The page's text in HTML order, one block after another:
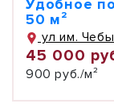
Удобное
50 м²
ул им.
45 000
900 руб./м²